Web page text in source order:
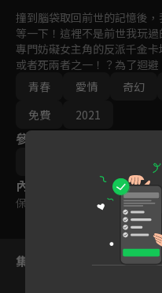
撞到腦袋取回前世的記憶後
等一下！這裡不是前世我玩
專門妨礙女主角的反派千金
或者死兩者之一！？為了迴
觸與王子殿下的婚約，但是
宮模式！？豎立戀愛 FLAG
青春
愛情 奇幻
免費
2021
參與演員
內容標籤
保護級
集數列表